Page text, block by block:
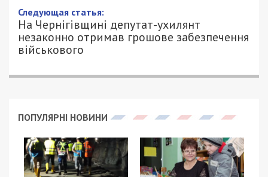
Следующая статья:
На Чернігівщині депутат-ухилянт
незаконно отримав грошове забезпечення
військового
ПОПУЛЯРНІ НОВИНИ